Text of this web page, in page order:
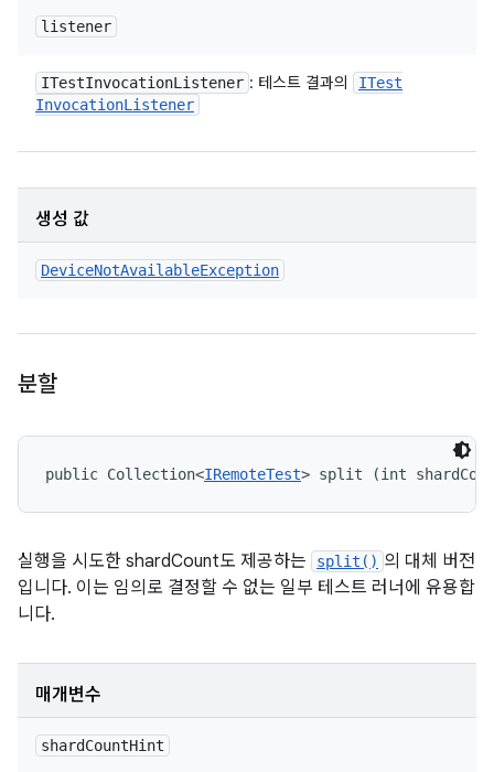
listener
ITestInvocationListener : 테스트 결과의
ITest
InvocationListener
생성 값
DeviceNotAvailableException
분할
public Collection<IRemoteTest> split (int
실행을 시도한 shardCount도 제공하는 split() 의 대체 버전
입니다. 이는 임의로 결정할 수 없는 일부 테스트 러너에 유용합
니다.
매개변수
shardCountHint